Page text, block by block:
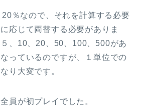
％なので、それを計算する必要
応じて両替する必要がありま
、10、20、50、100、500があ
っているのですが、１単位での
り大変です。
員が初プレイでした。